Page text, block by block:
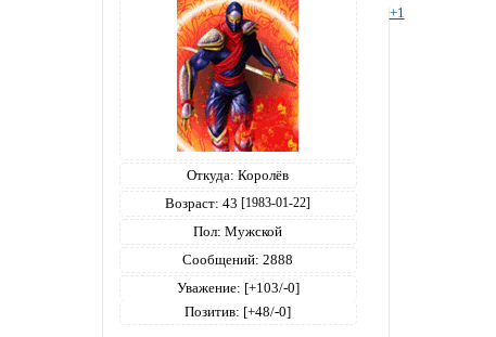
Откуда: Королёв
Возраст: 43[1983-01-22]
Пол: Мужской
Сообщений: 2888
Уважение: [+103/-0]
Позитив: [+48/-0]
+1